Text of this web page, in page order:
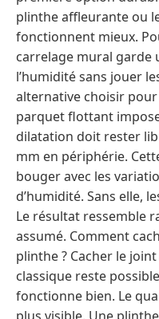
plinthe affleurante ou
fonctionnent mieux.
carrelage mural garde
l’humidité sans jouer
alternative choisir
parquet flottant
dilatation doit rester
mm en périphérie.
bouger avec les
d’humidité. Sans elle,
Le résultat ressemble
assumé. Comment
plinthe ? Cacher le
classique reste
fonctionne bien. Le